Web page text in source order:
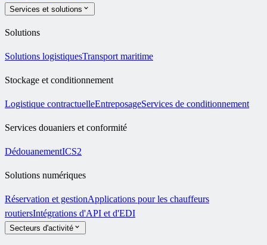
Services et solutions
Solutions
Solutions logistiquesTransport maritime
Stockage et conditionnement
Logistique contractuelleEntreposageServices de conditionnement
Services douaniers et conformité
DédouanementICS2
Solutions numériques
Réservation et gestionApplications pour les chauffeurs
routiersIntégrations d'API et d'EDI
Secteurs d'activité